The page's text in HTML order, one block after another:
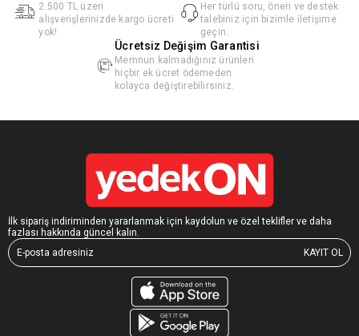
2.500 TL üzeri
alışverişlerinizde kargo ücreti
yok!
Her türlü soru, öneri ve destek
talebiniz için bizimle iletişime
geçin.
Ücretsiz Değişim Garantisi
Memnun kalmadığınız ürünleri
hiçbir ek ücret ödemeden
kolayca değiştirebilirsiniz.
İlk sipariş indiriminden yararlanmak için kaydolun ve özel teklifler ve daha
fazlası hakkında güncel kalın.
KAYIT OL